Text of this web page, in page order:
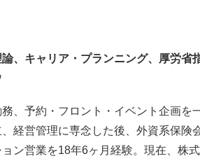
、キャリア・プランニング、厚労省
、予約・フロント・イベント企画を
経営管理に専念した後、外資系保険
ン営業を18年6ヶ月経験。現在、株